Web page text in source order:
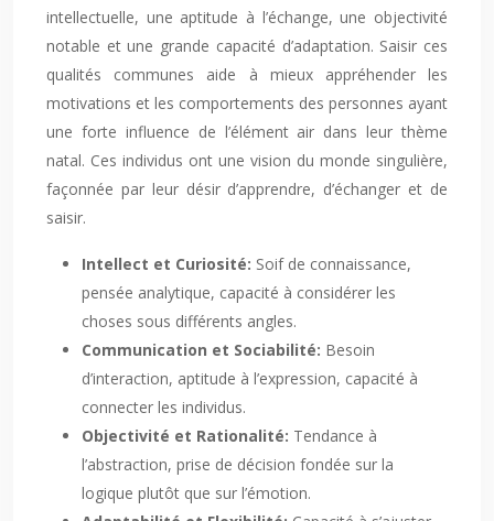
intellectuelle, une aptitude à l’échange, une objectivité
notable et une grande capacité d’adaptation. Saisir ces
qualités communes aide à mieux appréhender les
motivations et les comportements des personnes ayant
une forte influence de l’élément air dans leur thème
natal. Ces individus ont une vision du monde singulière,
façonnée par leur désir d’apprendre, d’échanger et de
saisir.
Intellect et Curiosité: Soif de connaissance,
pensée analytique, capacité à considérer les
choses sous différents angles.
Communication et Sociabilité: Besoin
d’interaction, aptitude à l’expression, capacité à
connecter les individus.
Objectivité et Rationalité: Tendance à
l’abstraction, prise de décision fondée sur la
logique plutôt que sur l’émotion.